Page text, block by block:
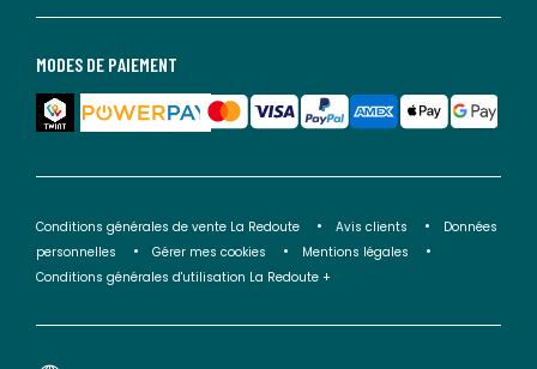
MODES DE PAIEMENT
Conditions générales de vente La Redoute Avis clients
Données
personnelles
Gérer mes cookies
Mentions légales
Conditions générales d'utilisation La Redoute +